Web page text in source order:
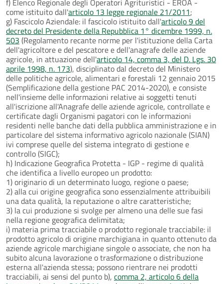
come istituito dall'articolo 13 legge regionale 21/2011;
g) Fascicolo Aziendale: il fascicolo istituito dall'articolo 9 del
decreto del Presidente della Repubblica 1° dicembre 1999, n.
503 (Regolamento recante norme per l'istituzione della Carta
dell'agricoltore e del pescatore e dell'anagrafe delle aziende
agricole, in attuazione dell'articolo 14, comma 3, del D. Lgs. 30
aprile 1998, n. 173), disciplinato dal decreto del Ministero
delle politiche agricole, alimentari e forestali 12 gennaio 2015
(Semplificazione della gestione PAC 2014-2020), e consiste
nell'insieme delle informazioni relative ai soggetti tenuti
all'iscrizione all'Anagrafe delle aziende agricole, controllate e
certificate dagli Organismi pagatori con le informazioni
residenti nelle banche dati della pubblica amministrazione e in
particolare del sistema informativo agricolo nazionale (SIAN)
ivi comprese quelle del sistema integrato di gestione e
controllo (SIGC);
h) Indicazione Geografica Protetta - IGP - regime di qualità
che identifica a livello europeo un prodotto:
1) originario di un determinato luogo, regione o paese;
2) alla cui origine geografica sono essenzialmente attribuibili
una data qualità, la reputazione o altre caratteristiche;
3) la cui produzione si svolge per almeno una delle sue fasi
nella regione geografica delimitata;
i) materia prima tracciabile o prodotto regionale tracciabile: il
prodotto agricolo di origine marchigiana in quanto ottenuto da
aziende agricole marchigiane singole o associate, che non ha
subito alcuna lavorazione o trasformazione o distribuzione
esterna all'azienda stessa; possono rientrare nei prodotti
tracciabili, ai sensi del punto b), comma 2, articolo 6 della